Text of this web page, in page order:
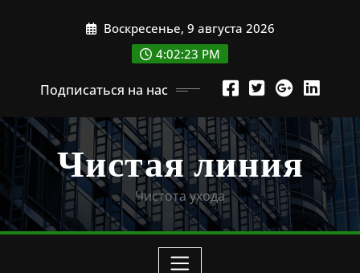
Воскресенье, 9 августа 2026
4:02:24 PM
Подписаться на нас
Чистая линия
Чистота ухода